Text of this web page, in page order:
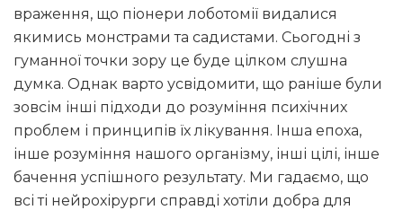
враження, що піонери лоботомії видалися
якимись монстрами та садистами. Сьогодні з
гуманної точки зору це буде цілком слушна
думка. Однак варто усвідомити, що раніше були
зовсім інші підходи до розуміння психічних
проблем і принципів їх лікування. Інша епоха,
інше розуміння нашого організму, інші цілі, інше
бачення успішного результату. Ми гадаємо, що
всі ті нейрохірурги справді хотіли добра для